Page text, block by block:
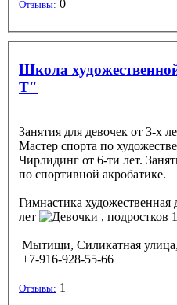
Отзывы: 0
Школа
T"
Занятия для девочек от 3-х
Мастер спорта по
Чирлидинг от 6-ти лет.
по спортивной акробатике.
Гимнастика художественная
лет
, подростков
Мытищи, Силикатная
+7-916-928-55-66
Отзывы: 1